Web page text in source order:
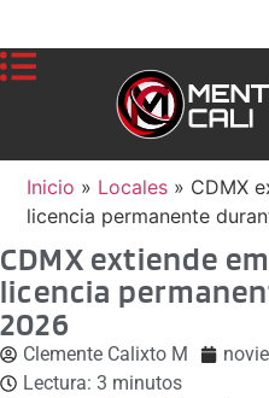
Inicio » Locales » CDMX
licencia permanente
CDMX extiende
licencia
2026
Clemente Calixto M
Lectura: 3 minutos